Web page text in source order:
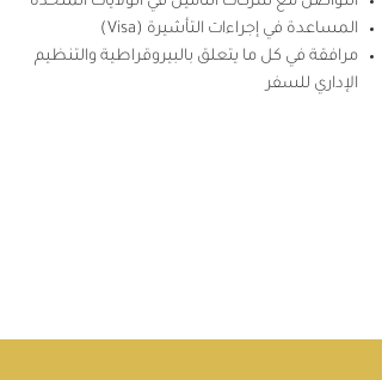
المساعدة في إجراءات التأشيرة (Visa)
مرافقة في كل ما يتعلق بالبيروقراطية والتنظيم
الإداري للسفر